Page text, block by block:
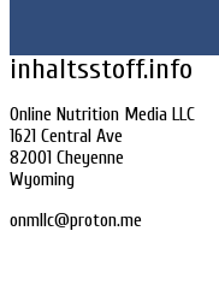
inhaltsstoff.info
Online Nutrition Media LLC
1621 Central Ave
82001 Cheyenne
Wyoming
onmllc@proton.me